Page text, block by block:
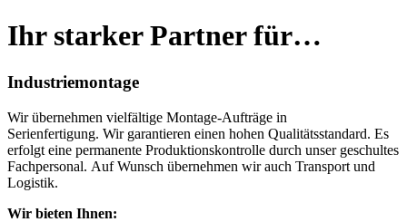
Ihr starker Partner für…
Industriemontage
Wir übernehmen vielfältige Montage-Aufträge in
Serienfertigung. Wir garantieren einen hohen Qualitätsstandard. Es
erfolgt eine permanente Produktionskontrolle durch unser geschultes
Fachpersonal. Auf Wunsch übernehmen wir auch Transport und
Logistik.
Wir bieten Ihnen: